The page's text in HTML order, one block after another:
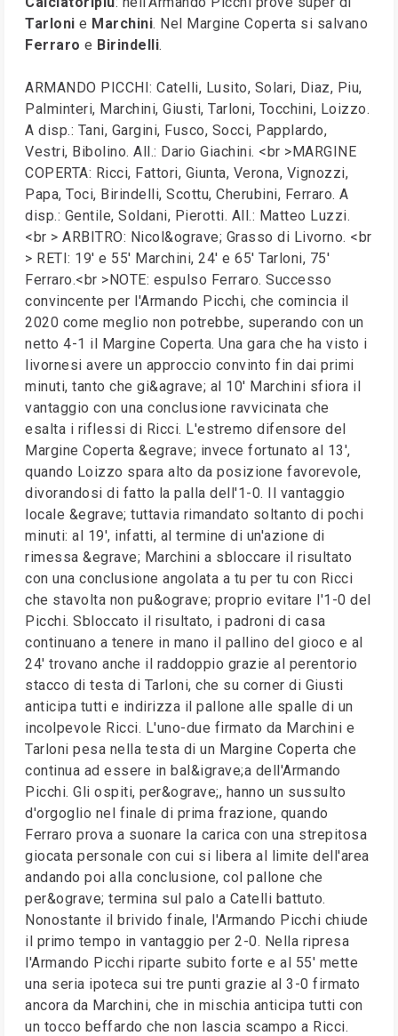
Tarloni e Marchini. Nel Margine Coperta si salvano
Ferraro e Birindelli.
ARMANDO PICCHI: Catelli, Lusito, Solari, Diaz, Piu,
Palminteri, Marchini, Giusti, Tarloni, Tocchini, Loizzo.
A disp.: Tani, Gargini, Fusco, Socci, Papplardo,
Vestri, Bibolino. All.: Dario Giachini. <br >MARGINE
COPERTA: Ricci, Fattori, Giunta, Verona, Vignozzi,
Papa, Toci, Birindelli, Scottu, Cherubini, Ferraro. A
disp.: Gentile, Soldani, Pierotti. All.: Matteo Luzzi.
<br > ARBITRO: Nicol&ograve; Grasso di Livorno. <br
> RETI: 19' e 55' Marchini, 24' e 65' Tarloni, 75'
Ferraro.<br >NOTE: espulso Ferraro. Successo
convincente per l'Armando Picchi, che comincia il
2020 come meglio non potrebbe, superando con un
netto 4-1 il Margine Coperta. Una gara che ha visto i
livornesi avere un approccio convinto fin dai primi
minuti, tanto che gi&agrave; al 10' Marchini sfiora il
vantaggio con una conclusione ravvicinata che
esalta i riflessi di Ricci. L'estremo difensore del
Margine Coperta &egrave; invece fortunato al 13',
quando Loizzo spara alto da posizione favorevole,
divorandosi di fatto la palla dell'1-0. Il vantaggio
locale &egrave; tuttavia rimandato soltanto di pochi
minuti: al 19', infatti, al termine di un'azione di
rimessa &egrave; Marchini a sbloccare il risultato
con una conclusione angolata a tu per tu con Ricci
che stavolta non pu&ograve; proprio evitare l'1-0 del
Picchi. Sbloccato il risultato, i padroni di casa
continuano a tenere in mano il pallino del gioco e al
24' trovano anche il raddoppio grazie al perentorio
stacco di testa di Tarloni, che su corner di Giusti
anticipa tutti e indirizza il pallone alle spalle di un
incolpevole Ricci. L'uno-due firmato da Marchini e
Tarloni pesa nella testa di un Margine Coperta che
continua ad essere in bal&igrave;a dell'Armando
Picchi. Gli ospiti, per&ograve;, hanno un sussulto
d'orgoglio nel finale di prima frazione, quando
Ferraro prova a suonare la carica con una strepitosa
giocata personale con cui si libera al limite dell'area
andando poi alla conclusione, col pallone che
per&ograve; termina sul palo a Catelli battuto.
Nonostante il brivido finale, l'Armando Picchi chiude
il primo tempo in vantaggio per 2-0. Nella ripresa
l'Armando Picchi riparte subito forte e al 55' mette
una seria ipoteca sui tre punti grazie al 3-0 firmato
ancora da Marchini, che in mischia anticipa tutti con
un tocco beffardo che non lascia scampo a Ricci.